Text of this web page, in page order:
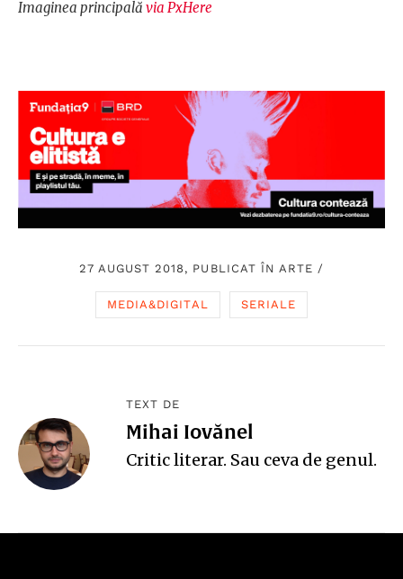
Imaginea principală via PxHere
27 AUGUST 2018, PUBLICAT ÎN ARTE /
MEDIA&DIGITAL SERIALE
TEXT DE
Mihai Iovănel
Critic literar. Sau ceva de genul.